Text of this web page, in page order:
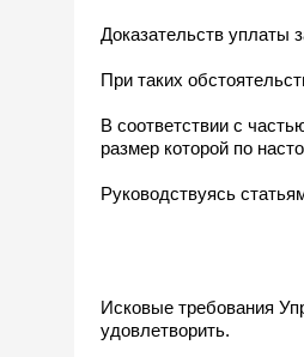
Доказательств уплаты
При таких
В соответствии с
размер которой по
Руководствуясь
Исковые требования
удовлетворить.